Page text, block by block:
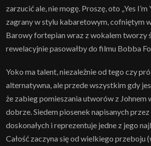
zarzucić ale, nie mogę. Proszę, oto „Yes I’m
zagrany w stylu kabaretowym, cofniętym
Barowy fortepian wraz z wokalem tworzy
rewelacyjnie pasowałby do filmu Bobba
Yoko ma talent, niezależnie od tego czy
alternatywna, ale przede wszystkim gdy
że zabieg pomieszania utworów z Johnem
dobrze. Siedem piosenek napisanych
doskonałych i reprezentuje jedne z jego
Całość zaczyna się od wielkiego przeboju